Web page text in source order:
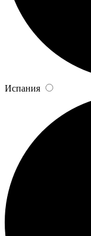
Испания